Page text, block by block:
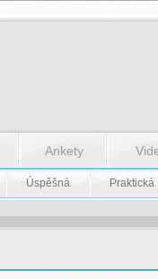
Ankety
Úspěšná Praktická